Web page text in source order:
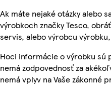
Ak máte nejaké otázky alebo
výrobkoch značky Tesco,
servis, alebo výrobcu
Hoci informácie o výrobku sú
nemá zodpovednosť za
nemá vplyv na Vaše zákonné